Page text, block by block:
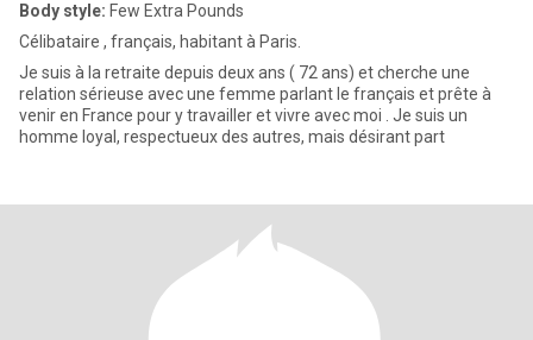
Body style: Few Extra Pounds
Célibataire , français, habitant à Paris.
Je suis à la retraite depuis deux ans ( 72 ans) et cherche une
relation sérieuse avec une femme parlant le français et prête à
venir en France pour y travailler et vivre avec moi . Je suis un
homme loyal, respectueux des autres, mais désirant part